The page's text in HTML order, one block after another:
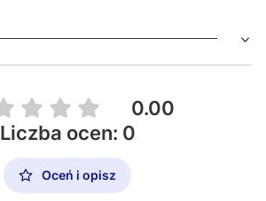
0.00
Liczba ocen: 0
Oceń i opisz